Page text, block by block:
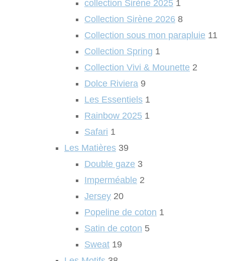
collection Sirène 2025 1
Collection Sirène 2026 8
Collection sous mon parapluie 11
Collection Spring 1
Collection Vivi & Mounette 2
Dolce Riviera 9
Les Essentiels 1
Rainbow 2025 1
Safari 1
Les Matières 39
Double gaze 3
Imperméable 2
Jersey 20
Popeline de coton 1
Satin de coton 5
Sweat 19